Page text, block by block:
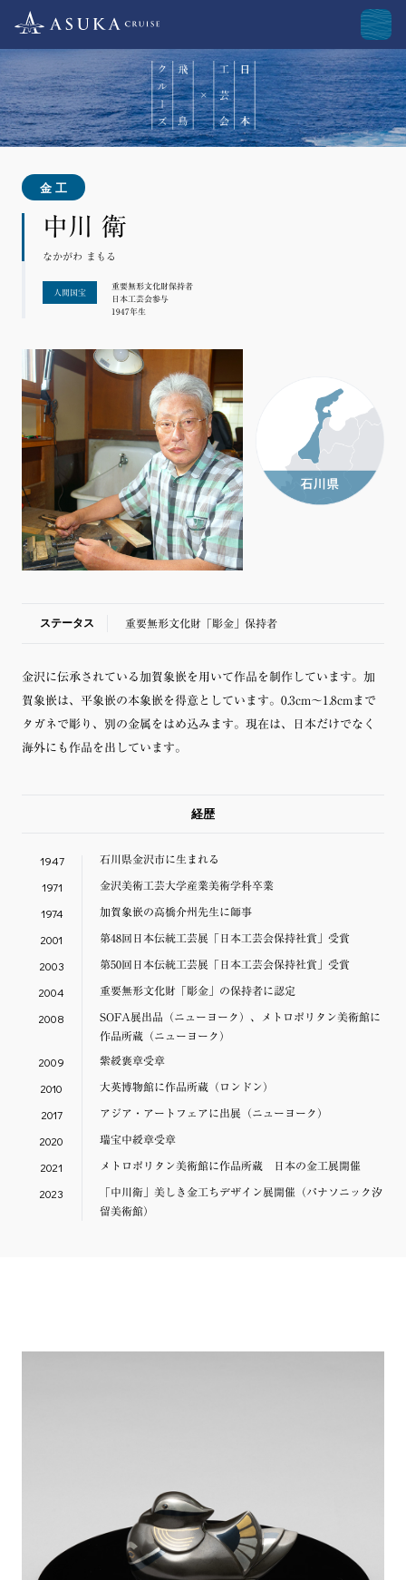
金工
中川 衛
なかがわ まもる
人間国宝
重要無形文化財保持者
日本工芸会参与
1947年生
ステータス 重要無形文化財「彫金」保持者
金沢に伝承されている加賀象嵌を用いて作品を制作しています。加
賀象嵌は、平象嵌の本象嵌を得意としています。0.3cm～1.8cmまで
タガネで彫り、別の金属をはめ込みます。現在は、日本だけでなく
海外にも作品を出しています。
経歴
1947 石川県金沢市に生まれる
1971 金沢美術工芸大学産業美術学科卒業
1974 加賀象嵌の高橋介州先生に師事
2001 第48回日本伝統工芸展「日本工芸会保持社賞」受賞
2003 第50回日本伝統工芸展「日本工芸会保持社賞」受賞
2004 重要無形文化財「彫金」の保持者に認定
2008
SOFA展出品（ニューヨーク）、メトロポリタン美術館に
作品所蔵（ニューヨーク）
2009 紫綬褒章受章
2010 大英博物館に作品所蔵（ロンドン）
2017 アジア・アートフェアに出展（ニューヨーク）
2020 瑞宝中綬章受章
2021 メトロポリタン美術館に作品所蔵 日本の金工展開催
2023
「中川衛」美しき金工ちデザイン展開催（パナソニック汐
留美術館）